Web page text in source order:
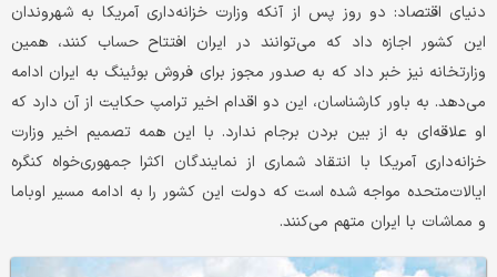
دنیای اقتصاد: دو روز پس از آنکه وزارت خزانه‌داری آمریکا به شهروندان
این کشور اجازه داد که می‌توانند در ایران افتتاح حساب کنند، همین
وزارتخانه‌ نیز خبر داد که به صدور مجوز برای فروش بوئینگ به ایران ادامه
می‌دهد. به باور کارشناسان، این دو اقدام اخیر ترامپ حکایت از آن دارد که
او علاقه‌ای به از بین بردن برجام ندارد. با این همه تصمیم اخیر وزارت
خزانه‌داری آمریکا با انتقاد شماری از نمایندگان اکثرا جمهوری‌خواه کنگره
ایالات‌متحده مواجه شده است که دولت این کشور را به ادامه مسیر اوباما
و مماشات با ایران متهم می‌کنند.